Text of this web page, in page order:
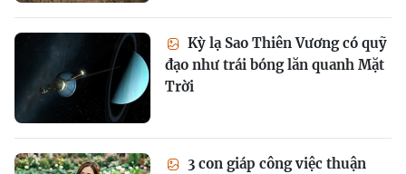
Kỳ lạ Sao Thiên Vương có quỹ
đạo như trái bóng lăn quanh Mặt
Trời
3 con giáp công việc thuận